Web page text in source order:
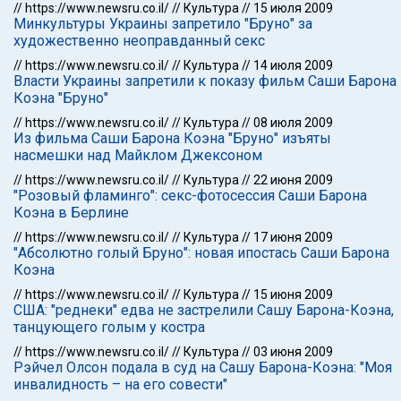
// https://www.newsru.co.il/// Культура // 15 июля 2009
Минкультуры Украины запретило "Бруно" за
художественно неоправданный секс
// https://www.newsru.co.il/// Культура // 14 июля 2009
Власти Украины запретили к показу фильм Саши Барона
Коэна "Бруно"
// https://www.newsru.co.il/// Культура //08 июля 2009
Из фильма Саши Барона Коэна "Бруно" изъяты
насмешки над Майклом Джексоном
// https://www.newsru.co.il/// Культура //22 июня 2009
"Розовый фламинго": секс-фотосессия Саши Барона
Коэна в Берлине
// https://www.newsru.co.il/// Культура // 17 июня 2009
"Абсолютно голый Бруно": новая ипостась Саши Барона
Коэна
// https://www.newsru.co.il/// Культура // 15 июня 2009
США: "реднеки" едва не застрелили Сашу Барона-Коэна,
танцующего голым у костра
// https://www.newsru.co.il/// Культура //03 июня 2009
Рэйчел Олсон подала в суд на Сашу Барона-Коэна: "Моя
инвалидность – на его совести"